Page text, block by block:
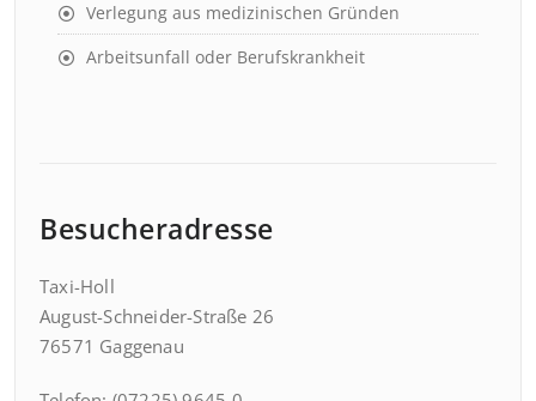
Verlegung aus medizinischen Gründen
Arbeitsunfall oder Berufskrankheit
Besucheradresse
Taxi-Holl
August-Schneider-Straße 26
76571 Gaggenau